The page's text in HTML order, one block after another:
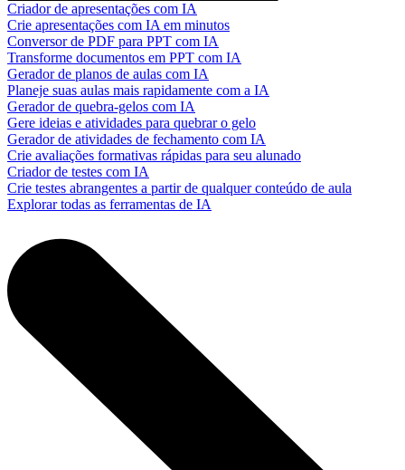
Criador de apresentações com IA
Crie apresentações com IA em minutos
Conversor de PDF para PPT com IA
Transforme documentos em PPT com IA
Gerador de planos de aulas com IA
Planeje suas aulas mais rapidamente com a IA
Gerador de quebra-gelos com IA
Gere ideias e atividades para quebrar o gelo
Gerador de atividades de fechamento com IA
Crie avaliações formativas rápidas para seu alunado
Criador de testes com IA
Crie testes abrangentes a partir de qualquer conteúdo de aula
Explorar todas as ferramentas de IA